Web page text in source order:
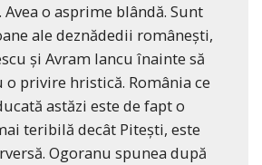
o asprime blândă. Sunt
ale deznădedii românești,
și Avram Iancu înainte să
o privire hristică. România ce
astăzi este de fapt o
teribilă decât Pitești, este
Ogoranu spunea după